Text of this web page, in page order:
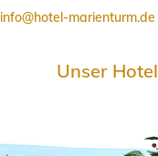
info@hotel-marienturm.de
Unser Hotel